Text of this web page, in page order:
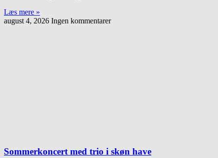
Læs mere »
august 4, 2026 Ingen kommentarer
Sommerkoncert med trio i skøn have